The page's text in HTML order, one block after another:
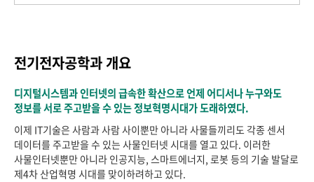
전기전자공학과 개요
디지털시스템과 인터넷의 급속한 확산으로 언제 어디서나 누구와도
정보를 서로 주고받을 수 있는 정보혁명시대가 도래하였다.
이제 IT기술은 사람과 사람 사이뿐만 아니라 사물들끼리도 각종 센서
데이터를 주고받을 수 있는 사물인터넷 시대를 열고 있다. 이러한
사물인터넷뿐만 아니라 인공지능, 스마트에너지, 로봇 등의 기술 발달로
제4차 산업혁명 시대를 맞이하려하고 있다.